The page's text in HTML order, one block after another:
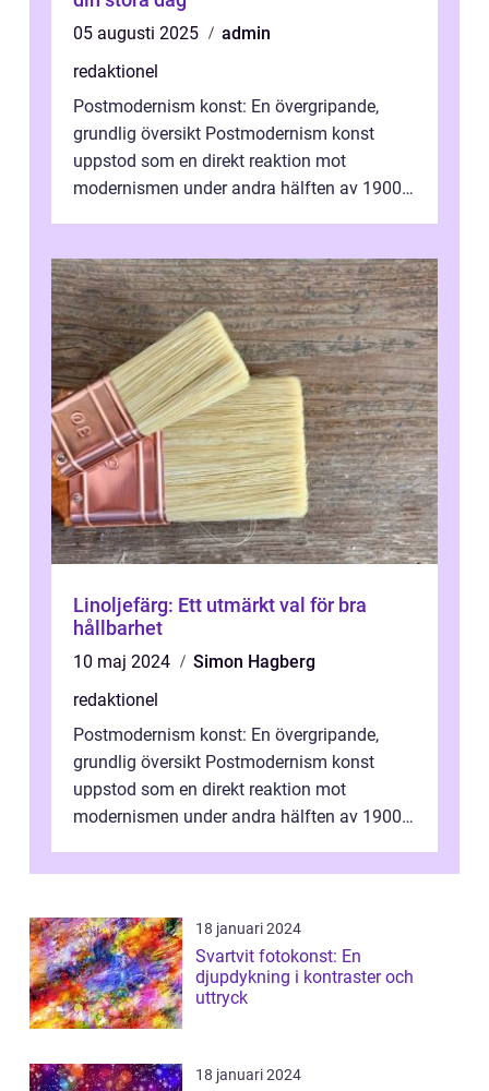
05 augusti 2025
admin
redaktionel
Postmodernism konst: En övergripande,
grundlig översikt Postmodernism konst
uppstod som en direkt reaktion mot
modernismen under andra hälften av 1900-
Linoljefärg: Ett utmärkt val för bra
hållbarhet
10 maj 2024
Simon Hagberg
redaktionel
Postmodernism konst: En övergripande,
grundlig översikt Postmodernism konst
uppstod som en direkt reaktion mot
modernismen under andra hälften av 1900-
...
18 januari 2024
Svartvit fotokonst: En
djupdykning i kontraster och
uttryck
18 januari 2024